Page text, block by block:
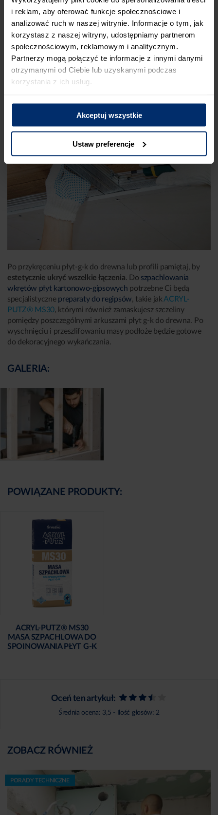
i reklam, aby oferować funkcje społecznościowe i
analizować ruch w naszej witrynie. Informacje o tym, jak
korzystasz z naszej witryny, udostępniamy partnerom
społecznościowym, reklamowym i analitycznym.
Partnerzy mogą połączyć te informacje z innymi danymi
otrzymanymi od Ciebie lub uzyskanymi podczas
korzystania z ich usług.
Akceptuj wszystkie
Ustaw preferencje
Decydując się na montaż płyt g-k do drewna, możesz
zastosować stelaże z profili, do których przykręcisz regipsy –
w tym przypadku powinieneś wykorzystać specjalne
blachowkręty lub wkręty do metalu. Inną opcją jest
przykręcenie płyt g-k bezpośrednio do drewna
– tutaj z kolei
potrzebne są wkręty g-k do drewna. Nie zaleca się natomiast
klejenia płyt g-k do drewna – drewniane konstrukcje stale
pracują, rozszerzając się i kurcząc, więc to rozwiązanie nie
Po przykręceniu płyt-g-k do drewna lub profili pamiętaj, by
estetycznie ukryć wszelkie łączenia. Do szpachlowania
wkrętów płyt kartonowo-gipsowych potrzebne Ci będą
specjalistyczne preparaty do regipsów, takie jak ACRYL-
PUTZ® MS30, którymi również zamaskujesz szczeliny
pomiędzy poszczególnymi arkuszami płyt g-k do drewna. Po
wyschnięciu i przeszlifowaniu masy podłoże będzie gotowe
do dekoracyjnego wykańczania.
GALERIA:
POWIĄZANE PRODUKTY:
ACRYL-PUTZ® MS30
MASA SZPACHLOWA DO
SPOINOWANIA PŁYT G-K
Oceń ten artykuł:
Średnia ocena: 3,5 - Ilość głosów: 2
ZOBACZ RÓWNIEŻ
PORADY TECHNICZNE